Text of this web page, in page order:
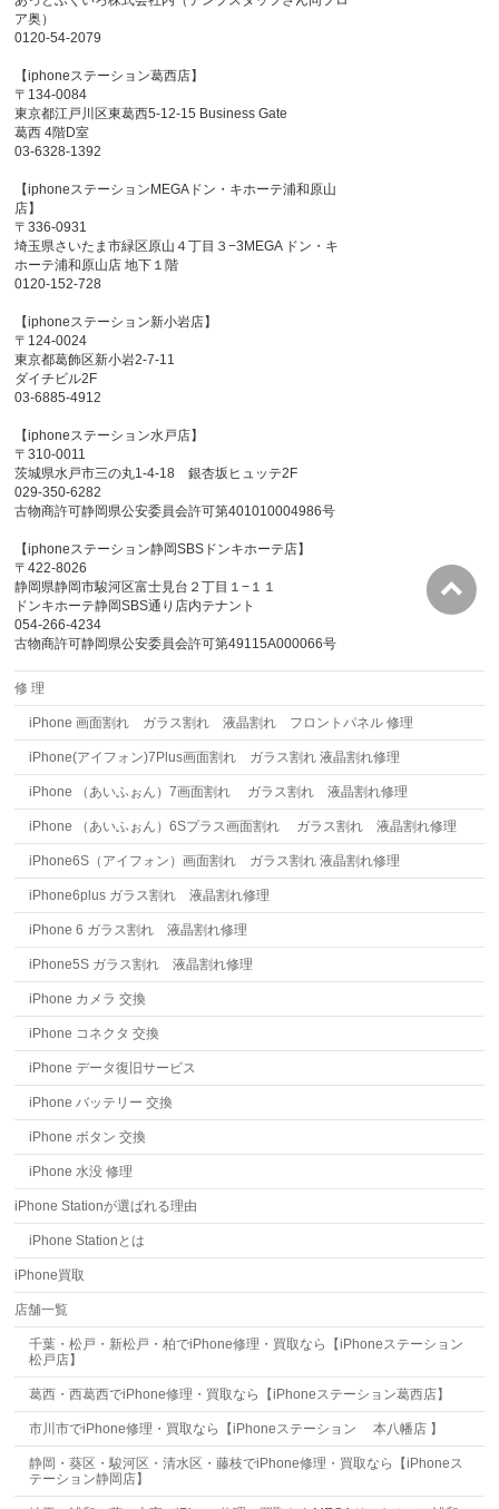
ア奥）
0120-54-2079
【iphoneステーション葛西店】
〒134-0084
東京都江戸川区東葛西5-12-15 Business Gate
葛西 4階D室
03-6328-1392
【iphoneステーションMEGAドン・キホーテ浦和原山
店】
〒336-0931
埼玉県さいたま市緑区原山４丁目３−3MEGA ドン・キ
ホーテ浦和原山店 地下１階
0120-152-728
【iphoneステーション新小岩店】
〒124-0024
東京都葛飾区新小岩2-7-11
ダイチビル2F
03-6885-4912
【iphoneステーション水戸店】
〒310-0011
茨城県水戸市三の丸1-4-18 銀杏坂ヒュッテ2F
029-350-6282
古物商許可静岡県公安委員会許可第401010004986号
【iphoneステーション静岡SBSドンキホーテ店】
〒422-8026
静岡県静岡市駿河区富士見台２丁目１−１１
ドンキホーテ静岡SBS通り店内テナント
054-266-4234
古物商許可静岡県公安委員会許可第49115A000066号
修 理
iPhone 画面割れ ガラス割れ 液晶割れ フロントパネル 修理
iPhone(アイフォン)7Plus画面割れ ガラス割れ 液晶割れ修理
iPhone （あいふぉん）7画面割れ ガラス割れ 液晶割れ修理
iPhone （あいふぉん）6Sプラス画面割れ ガラス割れ 液晶割れ修理
iPhone6S（アイフォン）画面割れ ガラス割れ 液晶割れ修理
iPhone6plus ガラス割れ 液晶割れ修理
iPhone 6 ガラス割れ 液晶割れ修理
iPhone5S ガラス割れ 液晶割れ修理
iPhone カメラ 交換
iPhone コネクタ 交換
iPhone データ復旧サービス
iPhone バッテリー 交換
iPhone ボタン 交換
iPhone 水没 修理
iPhone Stationが選ばれる理由
iPhone Stationとは
iPhone買取
店舗一覧
千葉・松戸・新松戸・柏でiPhone修理・買取なら【iPhoneステーション
松戸店】
葛西・西葛西でiPhone修理・買取なら【iPhoneステーション葛西店】
市川市でiPhone修理・買取なら【iPhoneステーション 本八幡店 】
静岡・葵区・駿河区・清水区・藤枝でiPhone修理・買取なら【iPhoneス
テーション静岡店】